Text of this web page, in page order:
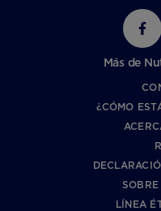
Más de
¿CÓMO
LÍNEA